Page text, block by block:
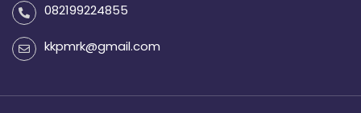
082199224855
kkpmrk@gmail.com